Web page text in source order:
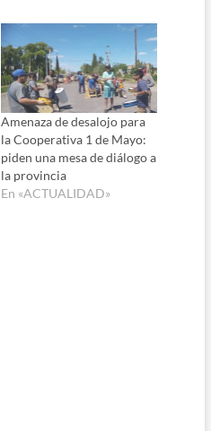
Amenaza de desalojo para
la Cooperativa 1 de Mayo:
piden una mesa de diálogo a
la provincia
En «ACTUALIDAD»